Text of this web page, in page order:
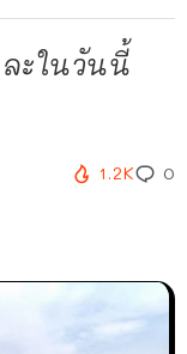
ะในวันนี้
1.2K 0